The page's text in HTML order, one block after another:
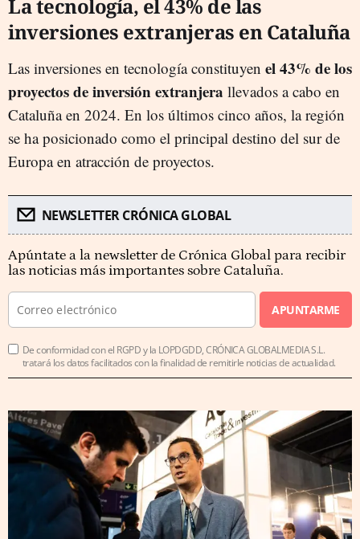
La tecnología, el 43% de las
inversiones extranjeras en Cataluña
Las inversiones en tecnología constituyen el 43% de los
proyectos de inversión extranjera llevados a cabo en
Cataluña en 2024. En los últimos cinco años, la región
se ha posicionado como el principal destino del sur de
Europa en atracción de proyectos.
NEWSLETTER CRÓNICA GLOBAL
Apúntate a la newsletter de Crónica Global para recibir
las noticias más importantes sobre Cataluña.
APUNTARME
De conformidad con el RGPD y la LOPDGDD, CRÓNICA GLOBALMEDIA S.L.
tratará los datos facilitados con la finalidad de remitirle noticias de actualidad.